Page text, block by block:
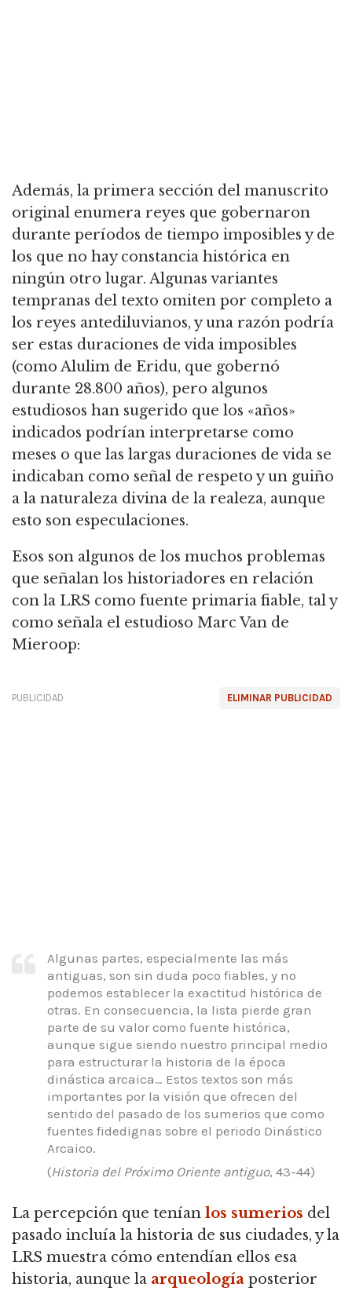
Además, la primera sección del manuscrito
original enumera reyes que gobernaron
durante períodos de tiempo imposibles y de
los que no hay constancia histórica en
ningún otro lugar. Algunas variantes
tempranas del texto omiten por completo a
los reyes antediluvianos, y una razón podría
ser estas duraciones de vida imposibles
(como Alulim de Eridu, que gobernó
durante 28.800 años), pero algunos
estudiosos han sugerido que los «años»
indicados podrían interpretarse como
meses o que las largas duraciones de vida se
indicaban como señal de respeto y un guiño
a la naturaleza divina de la realeza, aunque
esto son especulaciones.
Esos son algunos de los muchos problemas
que señalan los historiadores en relación
con la LRS como fuente primaria fiable, tal y
como señala el estudioso Marc Van de
Mieroop:
ELIMINAR PUBLICIDAD
PUBLICIDAD
Algunas partes, especialmente las más
antiguas, son sin duda poco fiables, y no
podemos establecer la exactitud histórica de
otras. En consecuencia, la lista pierde gran
parte de su valor como fuente histórica,
aunque sigue siendo nuestro principal medio
para estructurar la historia de la época
dinástica arcaica… Estos textos son más
importantes por la visión que ofrecen del
sentido del pasado de los sumerios que como
fuentes fidedignas sobre el periodo Dinástico
Arcaico.
(Historia del Próximo Oriente antiguo, 43-44)
La percepción que tenían los sumerios del
pasado incluía la historia de sus ciudades, y la
LRS muestra cómo entendían ellos esa
historia, aunque la arqueología posterior